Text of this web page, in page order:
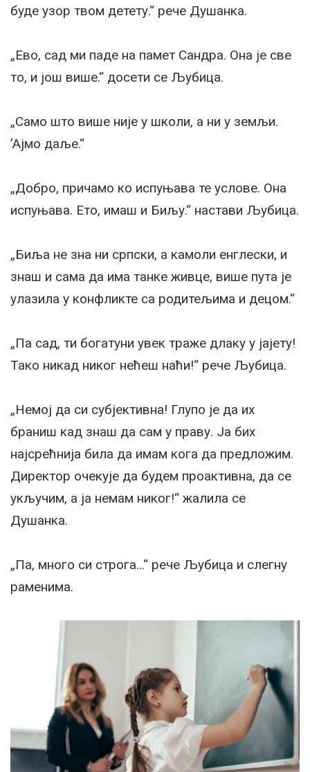
буде узор твом детету.“ рече Душанка.
„Ево, сад ми паде на памет Сандра. Она је све
то, и још више.“ досети се Љубица.
„Само што више није у школи, а ни у земљи.
’Ајмо даље.“
„Добро, причамо ко испуњава те услове. Она
испуњава. Ето, имаш и Биљу.“ настави Љубица.
„Биља не зна ни српски, а камоли енглески, и
знаш и сама да има танке живце, више пута је
улазила у конфликте са родитељима и децом.“
„Па сад, ти богатуни увек траже длаку у јајету!
Тако никад никог нећеш наћи!“ рече Љубица.
„Немој да си субјективна! Глупо је да их
браниш кад знаш да сам у праву. Ја бих
најсрећнија била да имам кога да предложим.
Директор очекује да будем проактивна, да се
укључим, а ја немам никог!“ жалила се
Душанка.
„Па, много си строга…“ рече Љубица и слегну
раменима.